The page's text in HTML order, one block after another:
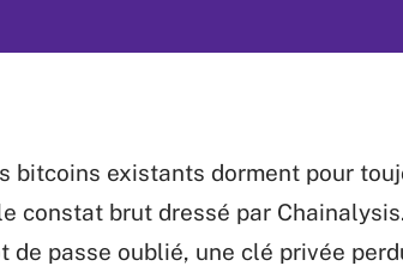
bitcoins existants dorment pour
constat brut dressé par
de passe oublié, une clé privée